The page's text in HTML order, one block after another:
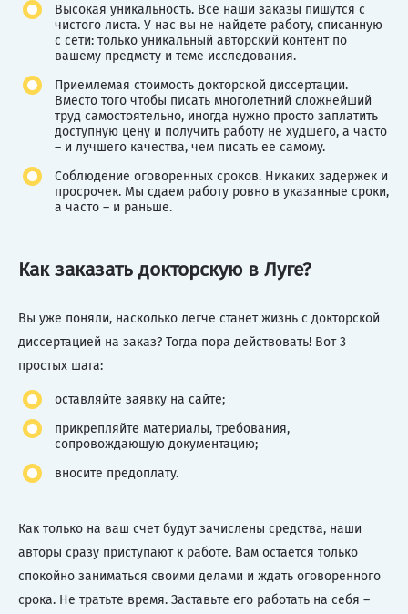
Высокая уникальность. Все наши заказы пишутся с
чистого листа. У нас вы не найдете работу, списанную
с сети: только уникальный авторский контент по
вашему предмету и теме исследования.
Приемлемая стоимость докторской диссертации.
Вместо того чтобы писать многолетний сложнейший
труд самостоятельно, иногда нужно просто заплатить
доступную цену и получить работу не худшего, а часто
– и лучшего качества, чем писать ее самому.
Соблюдение оговоренных сроков. Никаких задержек и
просрочек. Мы сдаем работу ровно в указанные сроки,
а часто – и раньше.
Как заказать докторскую в Луге?
Вы уже поняли, насколько легче станет жизнь с докторской
диссертацией на заказ? Тогда пора действовать! Вот 3
простых шага:
оставляйте заявку на сайте;
прикрепляйте материалы, требования,
сопровождающую документацию;
вносите предоплату.
Как только на ваш счет будут зачислены средства, наши
авторы сразу приступают к работе. Вам остается только
спокойно заниматься своими делами и ждать оговоренного
срока. Не тратьте время. Заставьте его работать на себя –